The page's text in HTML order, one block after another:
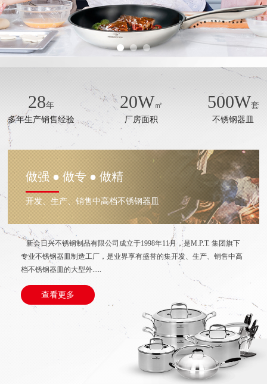
28年
多年生产销售经验
20W㎡
厂房面积
500W套
不锈钢器皿
做强 ● 做专 ● 做精
开发、生产、销售中高档不锈钢器皿
新会日兴不锈钢制品有限公司成立于1998年11月，是M.P.T. 集团旗下
专业不锈钢器皿制造工厂，是业界享有盛誉的集开发、生产、销售中高
档不锈钢器皿的大型外.....
查看更多